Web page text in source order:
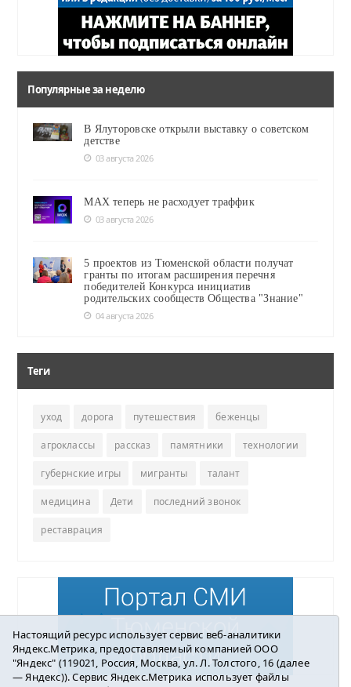
Популярные за неделю
В Ялуторовске открыли выставку о советском
детстве
03 августа 2026
MAX теперь не расходует траффик
03 августа 2026
5 проектов из Тюменской области получат
гранты по итогам расширения перечня
победителей Конкурса инициатив
родительских сообществ Общества "Знание"
04 августа 2026
Теги
уход дорога путешествия беженцы
агроклассы рассказ памятники технологии
губернские игры мигранты талант
медицина Дети последний звонок
реставрация
Настоящий ресурс использует сервис веб-аналитики
Яндекс.Метрика, предоставляемый компанией ООО
"Яндекс" (119021, Россия, Москва, ул. Л. Толстого, 16 (далее
— Яндекс)). Сервис Яндекс.Метрика использует файлы